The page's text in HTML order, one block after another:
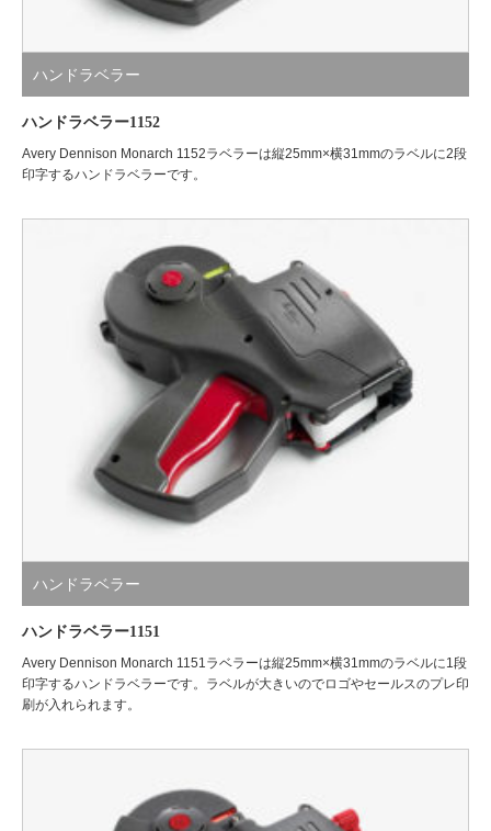
ハンドラベラー
ハンドラベラー1152
Avery Dennison Monarch 1152ラベラーは縦25mm×横31mmのラベルに2段
印字するハンドラベラーです。
ハンドラベラー
ハンドラベラー1151
Avery Dennison Monarch 1151ラベラーは縦25mm×横31mmのラベルに1段
印字するハンドラベラーです。ラベルが大きいのでロゴやセールスのプレ印
刷が入れられます。